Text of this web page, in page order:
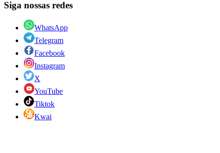
Siga nossas redes
WhatsApp
Telegram
Facebook
Instagram
X
YouTube
Tiktok
Kwai